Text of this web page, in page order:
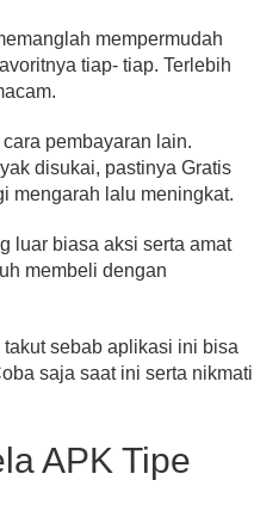
mempermudah
tiap- tiap. Terlebih
pembayaran lain.
disukai, pastinya Gratis
mengarah lalu meningkat.
luar biasa aksi serta amat
membeli dengan
sebab aplikasi ini bisa
saja saat ini serta nikmati
APK Tipe